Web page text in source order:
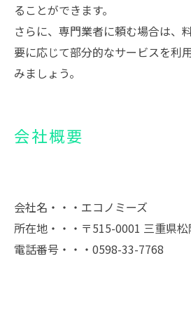
ることができます。
さらに、専門業者に頼む場合は、
要に応じて部分的なサービスを利
みましょう。
会社概要
会社名・・・エコノミーズ
所在地・・・〒515-0001 三重県
電話番号・・・0598-33-7768